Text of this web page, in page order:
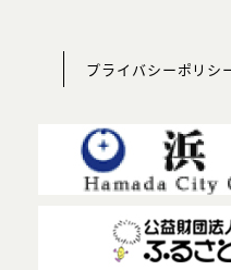
プライバシーポリシ